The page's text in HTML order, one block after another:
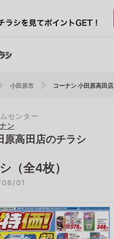
小田原市 コーナン 小田原高田店
センター
ン
原高田店のチラシ
（全4枚）
08/01